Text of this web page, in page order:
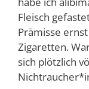
Fleisch
Prämisse
Zigaretten.
sich plötzlich